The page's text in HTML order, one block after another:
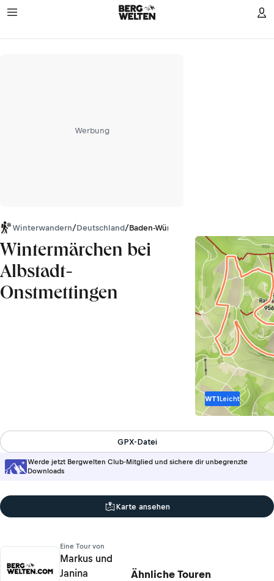
Werbung
Winterwandern/Deutschland/Baden-Württemberg
Wintermärchen bei
Albstadt-
Onstmettingen
WT1Leicht
Werde jetzt Bergwelten Club-Mitglied und sichere dir unbegrenzte
Downloads
GPX-Datei
Karte ansehen
Eine Tour von
Markus und
Janina
Ähnliche Touren